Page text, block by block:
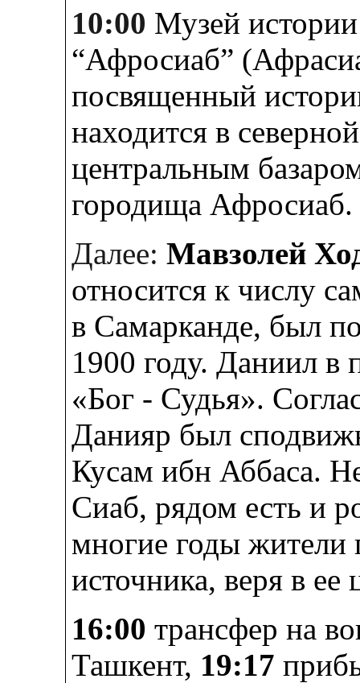
10:00 Музей
“Афросиаб”
посвященный
находится в
центральным
городища Афросиаб.
Далее:Мавзолей
относится к числу
в Самарканде, был
1900 году. Даниил в
«Бог - Судья».
Данияр был
Кусам ибн Аббаса.
Сиаб, рядом есть и
многие годы жители
источника, веря в
16:00трансфер на
Ташкент, 19:17